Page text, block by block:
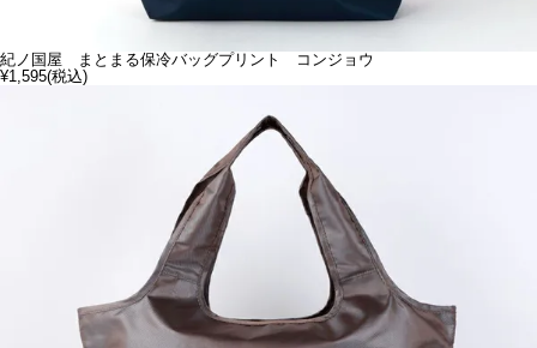
紀ノ国屋 まとまる保冷バッグプリント コンジョウ
¥1,595(税込)